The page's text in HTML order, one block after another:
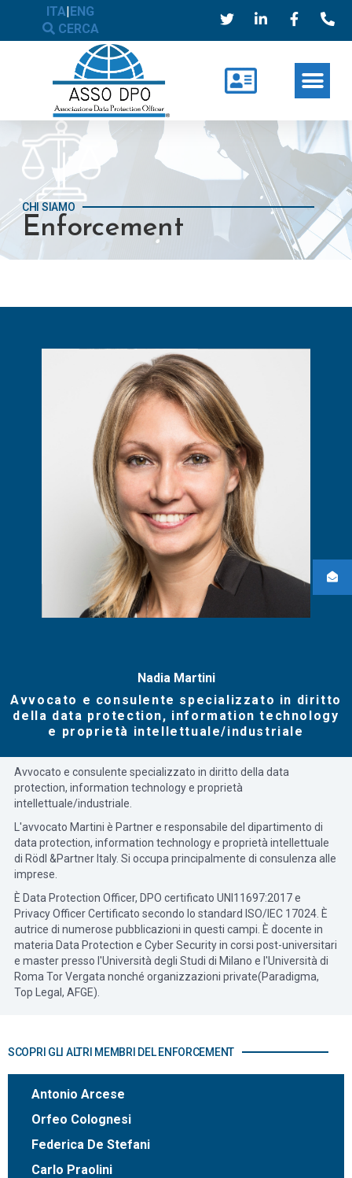
ITA|ENG
CERCA
CHI SIAMO
Enforcement
Nadia Martini
Avvocato e consulente specializzato in diritto
della data protection, information technology
e proprietà intellettuale/industriale
Avvocato e consulente specializzato in diritto della data
protection, information technology e proprietà
intellettuale/industriale.
L'avvocato Martini è Partner e responsabile del dipartimento di
data protection, information technology e proprietà intellettuale
di Rödl &Partner Italy. Si occupa principalmente di consulenza alle
imprese.
È Data Protection Officer, DPO certificato UNI11697:2017 e
Privacy Officer Certificato secondo lo standard ISO/IEC 17024. È
autrice di numerose pubblicazioni in questi campi. È docente in
materia Data Protection e Cyber Security in corsi post-universitari
e master presso l'Università degli Studi di Milano e l'Università di
Roma Tor Vergata nonché organizzazioni private(Paradigma,
Top Legal, AFGE).
SCOPRI GLI ALTRI MEMBRI DEL ENFORCEMENT
Antonio Arcese
Orfeo Colognesi
Federica De Stefani
Carlo Praolini